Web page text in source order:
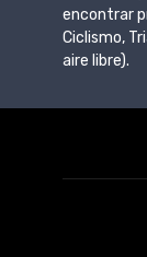
encontrar
Ciclismo,
aire libre).